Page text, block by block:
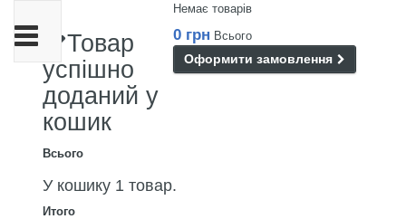
Немає товарів
0 грн Всього
Оформити замовлення
Товар
успішно
доданий у
кошик
Всього
У кошику 1 товар.
Итого
Toggle
navigation